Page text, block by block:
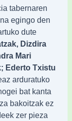
tabernaren
egingo den
dute
Dizdira
Mari
Ederto Txistu
arduratuko
bat kanta
bakoitzak ez
zer pieza